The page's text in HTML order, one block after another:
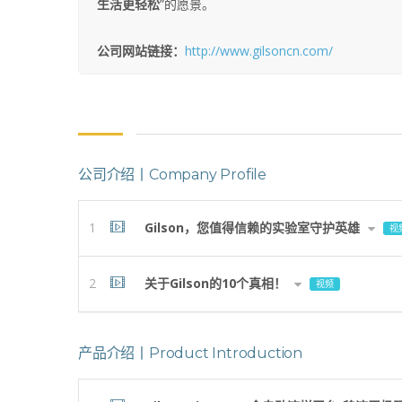
生活更轻松”的愿景。
公司网站链接： http://www.gilsoncn.com/
公司介绍丨Company Profile
1 Gilson，您值得信赖的实验室守护英雄 视
2 关于Gilson的10个真相！ 视频
产品介绍丨Product Introduction